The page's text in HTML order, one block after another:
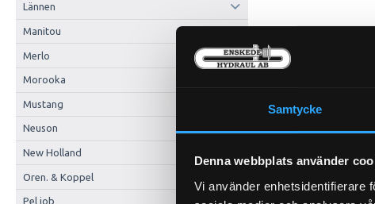
Samtycke
Denna webbplats använder
Vi använder enhetsidentifierare
Lännen
Manitou
Merlo
Morooka
Mustang
Neuson
New Holland
Oren. & Koppel
Pel job